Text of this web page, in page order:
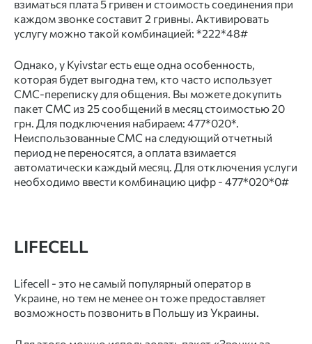
взиматься плата 5 гривен и стоимость соединения при
каждом звонке составит 2 гривны. Активировать
услугу можно такой комбинацией: *222*48#
Однако, у Kyivstar есть еще одна особенность,
которая будет выгодна тем, кто часто использует
СМС-переписку для общения. Вы можете докупить
пакет СМС из 25 сообщений в месяц стоимостью 20
грн. Для подключения набираем: 477*020*.
Неиспользованные СМС на следующий отчетный
период не переносятся, а оплата взимается
автоматически каждый месяц. Для отключения услуги
необходимо ввести комбинацию цифр - 477*020*0#
LIFECELL
Lifecell - это не самый популярный оператор в
Украине, но тем не менее он тоже предоставляет
возможность позвонить в Польшу из Украины.